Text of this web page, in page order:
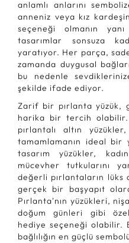
anlamlı anlarını
anneniz veya kız
seçeneği olmanın
tasarımlar sonsuza
yaratıyor. Her parça,
zamanda duygusal
bu nedenle
şekilde ifade ediyor.
Zarif bir pırlanta yüzük,
harika bir tercih
pırlantalı altın yüzükler,
tamamlamanın ideal bir
tasarım yüzükler,
mücevher tutkularını
değerli pırlantaların lüks
gerçek bir başyapıt
Pırlanta'nın yüzükleri,
doğum günleri gibi
hediye seçeneği olabilir.
bağlılığın en güçlü